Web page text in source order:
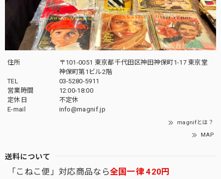
住所
〒101-0051 東京都千代田区神田神保町1-17 東京堂
神保町第1ビル2階
TEL
03-5280-5911
営業時間
12:00-18:00
定休日
不定休
E-mail
info@magnif.jp
magnifとは？
MAP
送料について
「こねこ便」対応商品なら全国一律 420円